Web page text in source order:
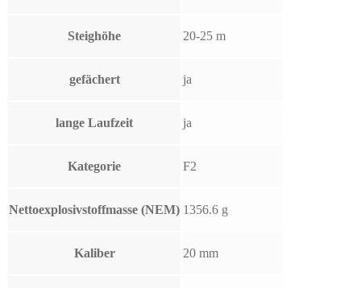
Steighöhe 20-25 m
gefächert ja
lange Laufzeit ja
Kategorie F2
Nettoexplosivstoffmasse (NEM) 1356.6 g
Kaliber 20 mm